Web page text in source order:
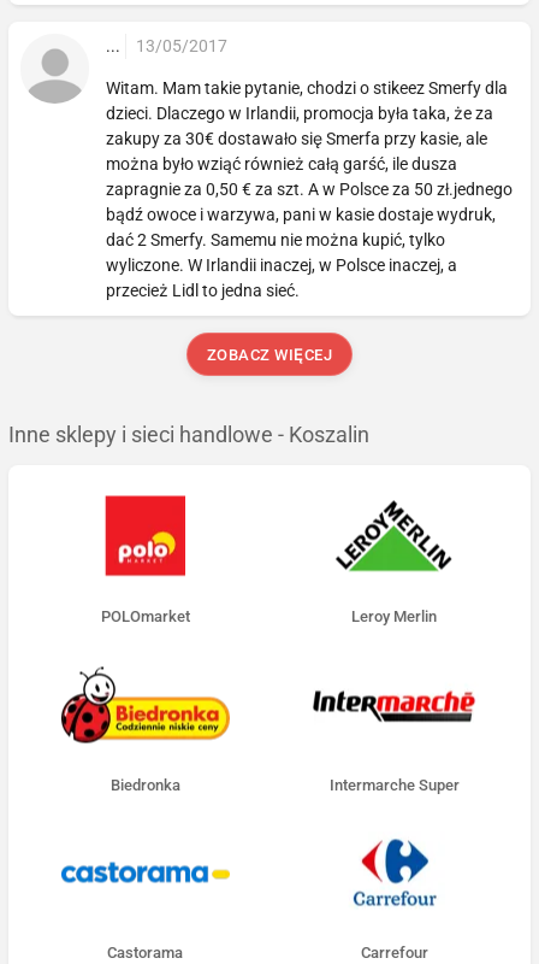
... 13/05/2017
Witam. Mam takie pytanie, chodzi o stikeez Smerfy dla
dzieci. Dlaczego w Irlandii, promocja była taka, że za
zakupy za 30€ dostawało się Smerfa przy kasie, ale
można było wziąć również całą garść, ile dusza
zapragnie za 0,50 € za szt. A w Polsce za 50 zł.jednego
bądź owoce i warzywa, pani w kasie dostaje wydruk,
dać 2 Smerfy. Samemu nie można kupić, tylko
wyliczone. W Irlandii inaczej, w Polsce inaczej, a
przecież Lidl to jedna sieć.
ZOBACZ WIĘCEJ
Inne sklepy i sieci handlowe - Koszalin
POLOmarket Leroy Merlin
Biedronka Intermarche Super
Castorama Carrefour